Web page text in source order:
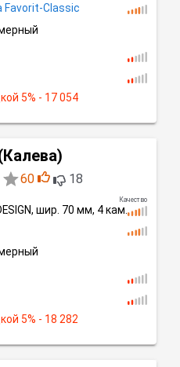
Favorit-Classic
5% - 17 054
60 18
Качество
шир. 70 мм, 4кам.
5% - 18 282